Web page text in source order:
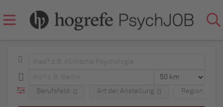
Berufsfeld Art der Anstellung Region